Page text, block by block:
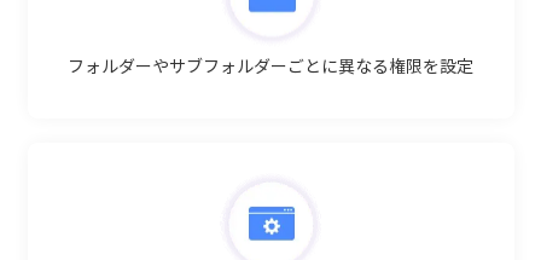
フォルダーやサブフォルダーごとに異なる権限を設定